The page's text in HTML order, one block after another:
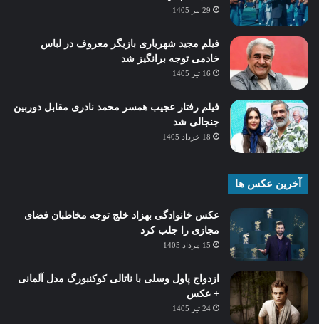
29 تیر 1405
فیلم مجید شهریاری بازیگر معروف در لباس
خادمی توجه برانگیز شد
16 تیر 1405
فیلم رفتار عجیب همسر محمد نادری مقابل دوربین
جنجالی شد
18 خرداد 1405
آخرین عکس ها
عکس خانوادگی بهزاد خلج توجه مخاطبان فضای
مجازی را جلب کرد
15 مرداد 1405
ازدواج پاول وسلی با ناتالی کوکنبورگ مدل آلمانی
+ عکس
24 تیر 1405